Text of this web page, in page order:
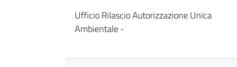
Ufficio Rilascio Autorizzazione Unica
Ambientale -